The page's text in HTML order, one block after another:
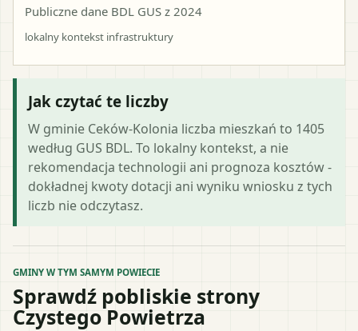
Publiczne dane BDL GUS z 2024
lokalny kontekst infrastruktury
Jak czytać te liczby
W gminie Ceków-Kolonia liczba mieszkań to 1405
według GUS BDL. To lokalny kontekst, a nie
rekomendacja technologii ani prognoza kosztów -
dokładnej kwoty dotacji ani wyniku wniosku z tych
liczb nie odczytasz.
GMINY W TYM SAMYM POWIECIE
Sprawdź pobliskie strony
Czystego Powietrza